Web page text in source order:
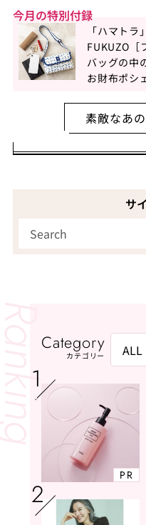
今月の特別付録
「ハマト
FUKUZO［
バッグの中
お財布ポシ
素敵なあ
サ
Category
カテゴリー
PR